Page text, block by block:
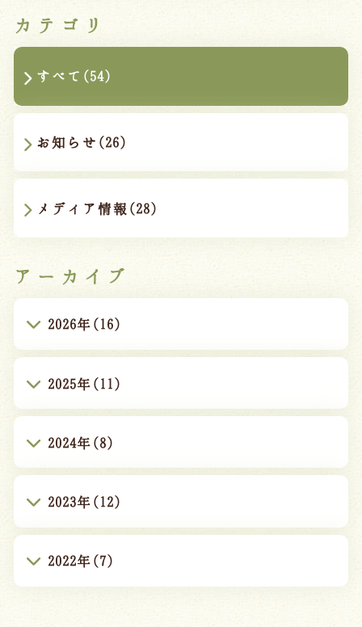
カテゴリ
すべて(54)
お知らせ(26)
メディア情報(28)
アーカイブ
2026年(16)
2025年(11)
2024年(8)
2023年(12)
2022年(7)